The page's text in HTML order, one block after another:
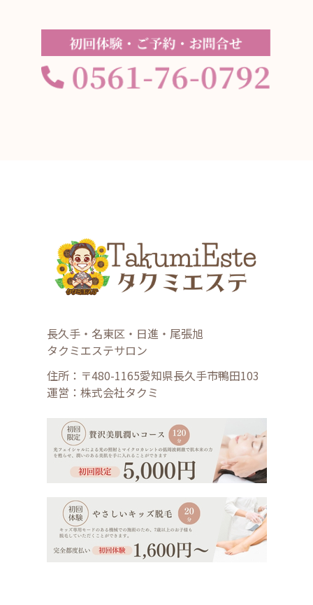
長久手・名東区・日進・尾張旭
タクミエステサロン
住所：〒480-1165愛知県長久手市鴨田103
運営：株式会社タクミ